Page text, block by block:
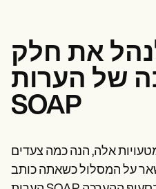
את חלק
של הערות
SOAP
אלה, הנה כמה צעדים
על המסלול כשאתה כותב